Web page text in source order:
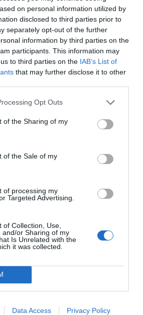
on personal information utilized by
disclosed to third parties prior to
separately opt-out of the further
information by third parties on the
participants. This information may
to third parties on the IAB’s List of
that may further disclose it to other
Opt Outs
of the Sharing of my
of the Sale of my
of processing my
Targeted Advertising.
of Collection, Use,
and/or Sharing of my
Is Unrelated with the
it was collected.
Data Access Privacy Policy